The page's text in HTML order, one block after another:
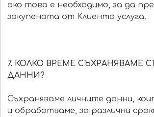
ако това е необходимо, за да
закупената от Клиента услуга.
7. КОЛКО ВРЕМЕ СЪХРАНЯВАМЕ
ДАННИ?
Съхраняваме личните данни,
и обработваме, за различни